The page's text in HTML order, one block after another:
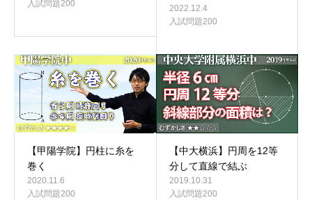
入試問題200
2022.12.4
入試問題200
【甲陽学院】円柱に糸を
巻く
2020.11.6
入試問題200
【中大横浜】円周を12等
分して直線で結ぶ
2019.10.31
入試問題200